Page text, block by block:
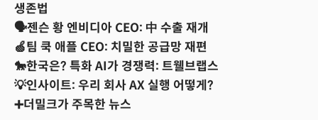
생존법
🗣️젠슨 황 엔비디아 CEO: 中 수출 재개
🍏팀 쿡 애플 CEO: 치밀한 공급망 재편
🐎한국은? 특화 AI가 경쟁력: 트웰브랩스
💡인사이트: 우리 회사 AX 실행 어떻게?
➕더밀크가 주목한 뉴스